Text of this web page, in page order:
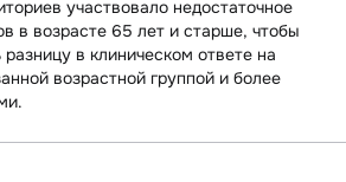
участвовало недостаточное
в возрасте 65 лет и старше, чтобы
в клиническом ответе на
возрастной группой и более